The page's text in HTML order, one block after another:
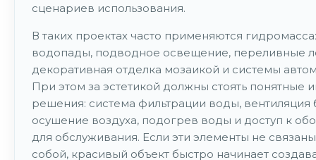
сценариев использования.
В таких проектах часто применяются
водопады, подводное освещение, переливные
декоративная отделка мозаикой и системы
При этом за эстетикой должны стоять понятные
решения: система фильтрации воды, вентиляция
осушение воздуха, подогрев воды и доступ к
для обслуживания. Если эти элементы не
собой, красивый объект быстро начинает